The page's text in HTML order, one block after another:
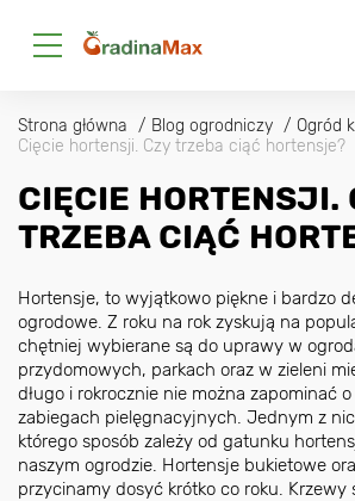
Strona główna Blog ogrodniczy
Ogród
Cięcie hortensji. Czy trzeba ciąć hortensje?
CIĘCIE HORTENSJI.
TRZEBA CIĄĆ
Hortensje, to wyjątkowo piękne i bardzo
ogrodowe. Z roku na rok zyskują na
chętniej wybierane są do uprawy w
przydomowych, parkach oraz w zieleni
długo i rokrocznie nie można zapominać
zabiegach pielęgnacyjnych. Jednym z
którego sposób zależy od gatunku
naszym ogrodzie. Hortensje bukietowe
przycinamy dosyć krótko co roku. Krzewy